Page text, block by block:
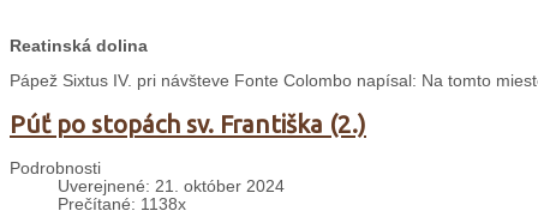
Reatinská dolina
Pápež Sixtus IV. pri návšteve Fonte Colombo napísal: Na tomto
Púť po stopách sv. Františka (2.)
Podrobnosti
Uverejnené: 21. október 2024
Prečítané: 1138x